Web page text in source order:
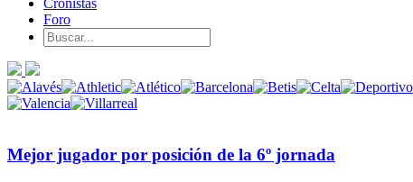
Cronistas
Foro
Mejor jugador por posición de la 6º jornada